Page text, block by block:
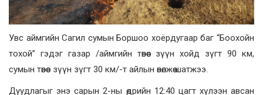
Увс аймгийн Сагил сумын Боршоо хоёрдугаар баг “Боохойн
тохой” гэдэг газар /аймгийн төвөөс зүүн хойд зүгт 90 км,
сумын төвөөс зүүн зүгт 30 км/-т айлын өвөлжөө шатжээ.
Дуудлагыг энэ сарын 2-ны өдрийн 12:40 цагт хүлээн авсан